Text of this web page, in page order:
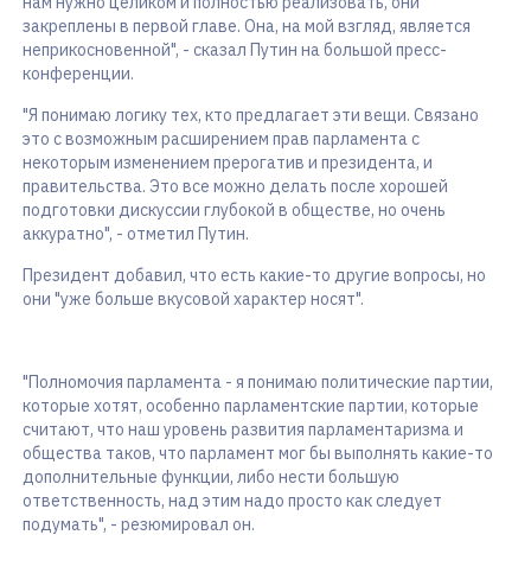
закреплены в первой главе. Она, на мой взгляд, является
неприкосновенной", - сказал Путин на большой пресс-
конференции.
"Я понимаю логику тех, кто предлагает эти вещи. Связано
это с возможным расширением прав парламента с
некоторым изменением прерогатив и президента, и
правительства. Это все можно делать после хорошей
подготовки дискуссии глубокой в обществе, но очень
аккуратно", - отметил Путин.
Президент добавил, что есть какие-то другие вопросы, но
они "уже больше вкусовой характер носят".
"Полномочия парламента - я понимаю политические партии,
которые хотят, особенно парламентские партии, которые
считают, что наш уровень развития парламентаризма и
общества таков, что парламент мог бы выполнять какие-то
дополнительные функции, либо нести большую
ответственность, над этим надо просто как следует
подумать", - резюмировал он.